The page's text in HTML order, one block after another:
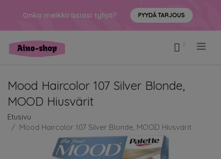
Onko meikkirasiasi tyhjä? PYYDÄ TARJOUS
Mood Haircolor 107 Silver Blonde,
MOOD Hiusvärit
Etusivu
Mood Haircolor 107 Silver Blonde, MOOD Hiusvärit